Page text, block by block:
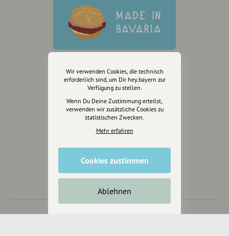
Wir verwenden Cookies, die technisch
erforderlich sind, um Dir hey.bayern zur
Verfügung zu stellen.
Wenn Du Deine Zustimmung erteilst,
verwenden wir zusätzliche Cookies zu
statistischen Zwecken.
Mehr erfahren
Cookies zustimmen
Ablehnen